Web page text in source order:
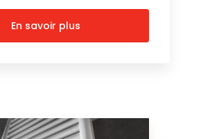
En savoir plus